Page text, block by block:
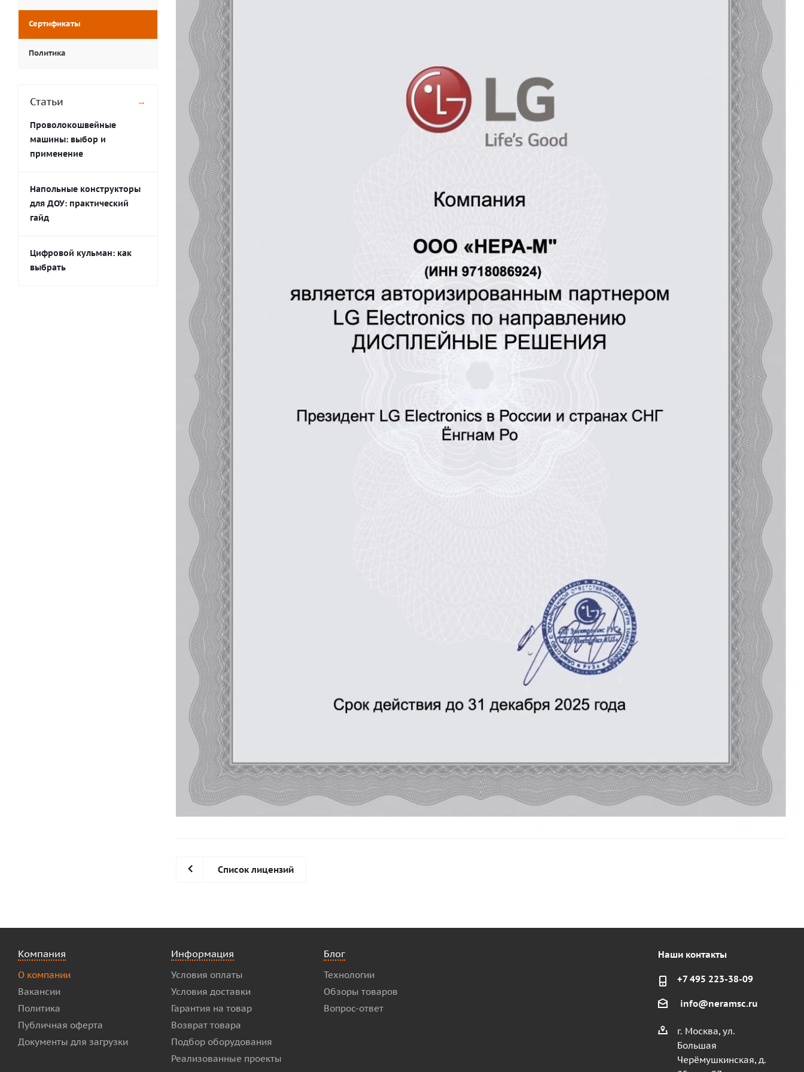
Список лицензий
Сертификаты
Политика
Статьи →
Проволокошвейные
машины: выбор и
применение
Напольные конструкторы
для ДОУ: практический
гайд
Цифровой кульман: как
выбрать
Компания
О компании
Вакансии
Политика
Публичная оферта
Документы для загрузки
Информация
Условия оплаты
Условия доставки
Гарантия на товар
Возврат товара
Подбор оборудования
Реализованные проекты
Блог
Технологии
Обзоры товаров
Вопрос-ответ
Наши контакты
+7 495 223-38-09
info@neramsc.ru
г. Москва, ул.
Большая
Черёмушкинская, д.